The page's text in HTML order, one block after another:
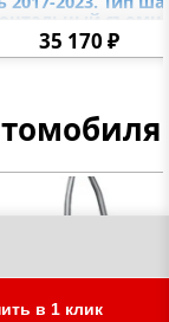
в 1 клик
без выреза
Нагрузки:
35 170 ₽